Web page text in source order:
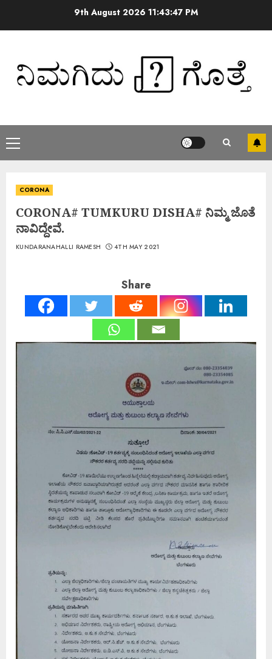
9th August 2026 11:43:48 PM
CORONA
CORONA# TUMKURU DISHA# ನಿಮ್ಮ ಜೊತೆ
ನಾವಿದ್ದೇವೆ.
KUNDARANAHALLI RAMESH 4TH MAY 2021
Share